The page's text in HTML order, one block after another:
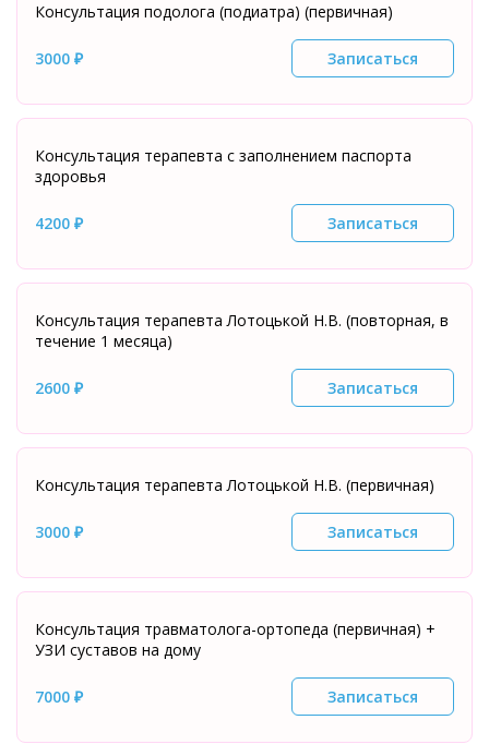
Консультация подолога (подиатра) (первичная)
3000 ₽ Записаться
Консультация терапевта с заполнением паспорта
здоровья
4200 ₽ Записаться
Консультация терапевта Лотоцькой Н.В. (повторная, в
течение 1 месяца)
2600 ₽ Записаться
Консультация терапевта Лотоцькой Н.В. (первичная)
3000 ₽ Записаться
Консультация травматолога-ортопеда (первичная) +
УЗИ суставов на дому
7000 ₽ Записаться